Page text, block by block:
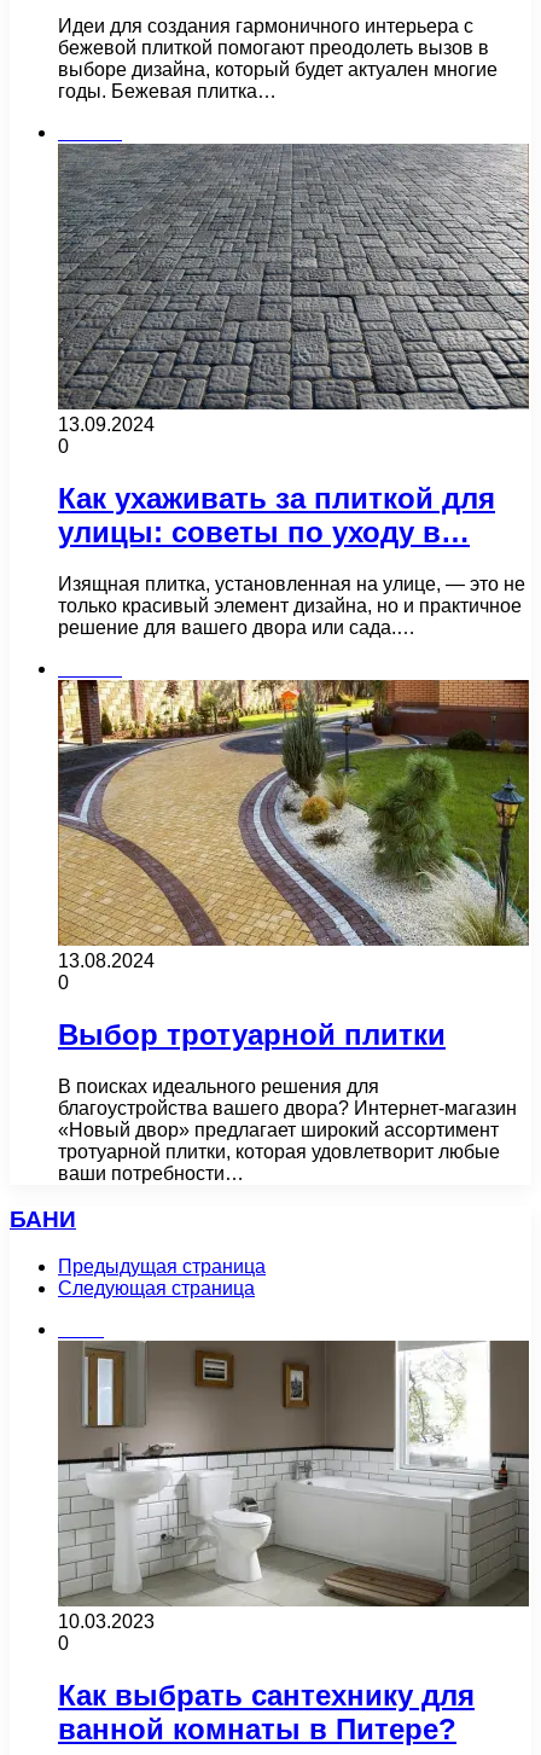
Идеи для создания гармоничного интерьера с
бежевой плиткой помогают преодолеть вызов в
выборе дизайна, который будет актуален многие
годы. Бежевая плитка…
13.09.2024
0
Как ухаживать за плиткой для
улицы: советы по уходу в…
Изящная плитка, установленная на улице, — это не
только красивый элемент дизайна, но и практичное
решение для вашего двора или сада.…
13.08.2024
0
Выбор тротуарной плитки
В поисках идеального решения для
благоустройства вашего двора? Интернет-магазин
«Новый двор» предлагает широкий ассортимент
тротуарной плитки, которая удовлетворит любые
ваши потребности…
БАНИ
Предыдущая страница
Следующая страница
10.03.2023
0
Как выбрать сантехнику для
ванной комнаты в Питере?